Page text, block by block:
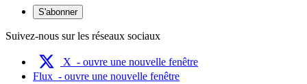
S'abonner
Suivez-nous sur les réseaux sociaux
X - ouvre une nouvelle fenêtre
Flux - ouvre une nouvelle fenêtre